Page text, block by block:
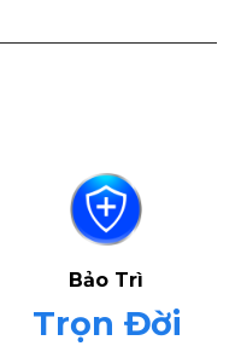
Bảo Trì
Trọn Đời